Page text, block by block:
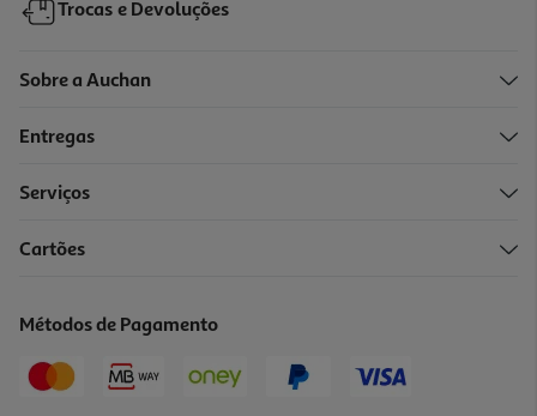
Trocas e Devoluções
Sobre a Auchan
Entregas
Serviços
Cartões
Métodos de Pagamento